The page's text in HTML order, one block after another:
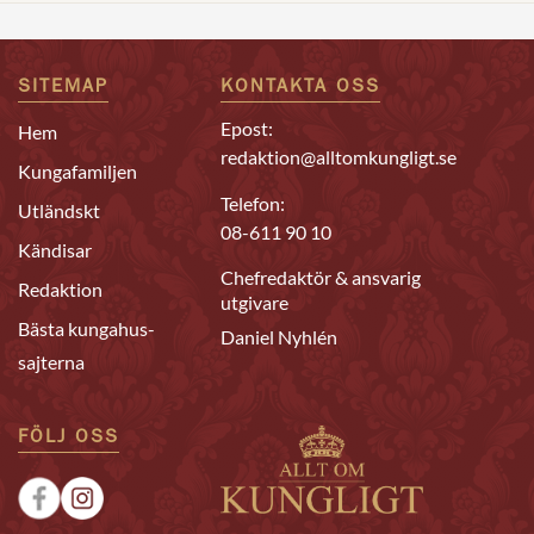
SITEMAP
Hem
Kungafamiljen
Utländskt
Kändisar
Redaktion
Bästa kungahus-
sajterna
KONTAKTA OSS
Epost:
redaktion@alltomkungligt.se
Telefon:
08-611 90 10
Chefredaktör & ansvarig
utgivare
Daniel Nyhlén
FÖLJ OSS